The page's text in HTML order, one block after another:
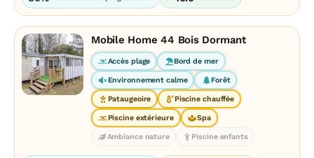
Mobile Home 44 Bois Dormant
Accès plage Bord de mer
Environnement calme Forêt
Pataugeoire Piscine chauffée
Piscine extérieure Spa
Ambiance nature Piscine enfants